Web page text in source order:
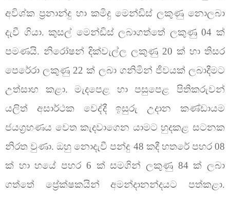
අවිශ්ක ප්‍රනාන්දු හා කමිදු මෙන්ඩිස් ලකුණු නොලබා
දැවී ගියා. කුසල් මෙන්ඩිස් ලබාගත්තේ ලකුණු 04 ක්
පමණයි. නිරෝෂන් දික්වැල්ල ලකුණු 20 ක් හා තිසර
පෙරේරා ලකුණු 22 ක් ලබා ගනිමින් ජීවයක් ලබාදීමට
උත්සාහ කළා. මැදපෙළ හා පසුපෙළ පිතිකරුවන්
යලිත් අසාර්ථක වෙද්දී ඉසුරු උදාන කණ්ඩායම
ජයග්‍රහණය වෙත කැදවාගෙන යාමට හුදකළ සටනක
නිරත වුණා. ඔහු නොදැවී පන්දු 48 කදී හතරේ පහර 08
ක් හා හයේ පහර 6 ක් සමගින් ලකුණු 84 ක් ලබා
ගත්තේ ප්‍රේක්ෂකයින් අමන්දානන්දයට පත්කළා.